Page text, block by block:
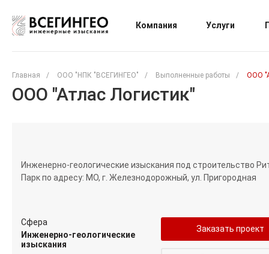
Компания Услуги
Главная / ООО "НПК "ВСЕГИНГЕО" / Выполненные работы / ООО
ООО "Атлас Логистик"
Инженерно-геологические изыскания под строительство
Парк по адресу: МО, г. Железнодорожный, ул. Пригородная
Сфера
Инженерно-геологические
изыскания
Заказать проект